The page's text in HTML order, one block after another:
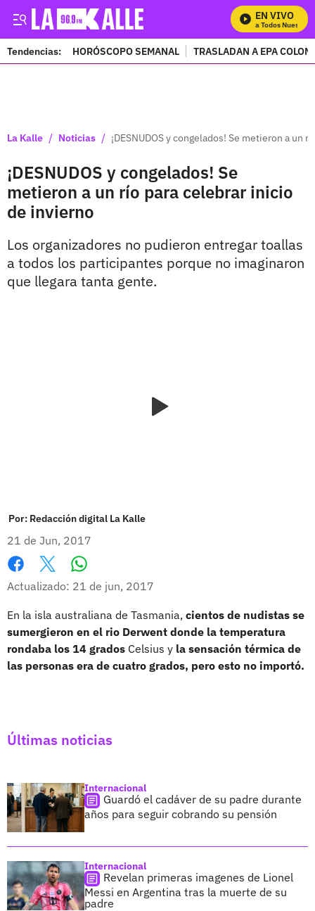
EN VIVO
Mira Todos Nuestros
Tendencias: HORÓSCOPO SEMANAL TRASLADAN A EPA
La Kalle / Noticias / ¡DESNUDOS y congelados! Se metieron a un
¡DESNUDOS y congelados! Se
metieron a un río para celebrar inicio
de invierno
Los organizadores no pudieron entregar toallas
a todos los participantes porque no imaginaron
que llegara tanta gente.
Por: Redacción digital La Kalle
21 de Jun, 2017
Facebook
X Whatsapp
Actualizado: 21 de jun, 2017
En la isla australiana de Tasmania, cientos de nudistas se
sumergieron en el rio Derwent donde la temperatura
rondaba los 14 grados Celsius y la sensación térmica de
las personas era de cuatro grados, pero esto no importó.
Últimas noticias
Internacional
Guardó el cadáver de su padre durante
años para seguir cobrando su pensión
Internacional
Revelan primeras imagenes de Lionel
Messi en Argentina tras la muerte de su
padre